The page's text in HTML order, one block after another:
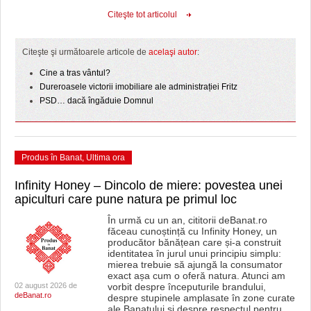
Citeşte tot articolul
Citeşte şi următoarele articole de acelaşi autor:
Cine a tras vântul?
Dureroasele victorii imobiliare ale administrației Fritz
PSD… dacă îngăduie Domnul
Produs în Banat, Ultima ora
Infinity Honey – Dincolo de miere: povestea unei
apiculturi care pune natura pe primul loc
02 august 2026 de
deBanat.ro
În urmă cu un an, cititorii deBanat.ro
făceau cunoștință cu Infinity Honey, un
producător bănățean care și-a construit
identitatea în jurul unui principiu simplu:
mierea trebuie să ajungă la consumator
exact așa cum o oferă natura. Atunci am
vorbit despre începuturile brandului,
despre stupinele amplasate în zone curate